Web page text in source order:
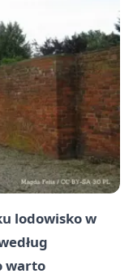
lodowisko w
warto